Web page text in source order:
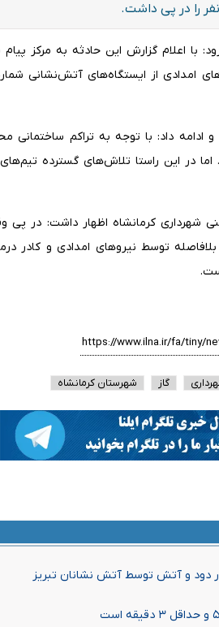
با اعلام گزارش این حادثه به مرکز
ادامه داد: با توجه به تراکم
در این راستا تلاش‌های گسترده
توسط نیروهای امدادی و کادر
گاز شهرستان کرمانشاه
دود و آتش توسط آتش نشانان تبریز